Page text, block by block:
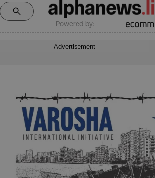
Powered by:
Advertisement